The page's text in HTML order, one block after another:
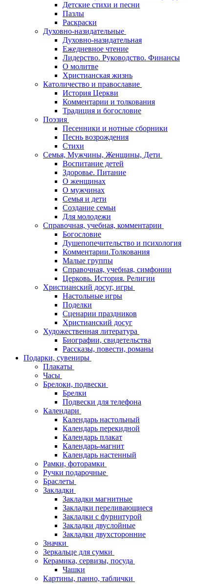
Детские стихи и песни
Пазлы
Раскраски
Духовно-назидательные
Духовно-назидательная
Ежедневное чтение
Лидерство. Руководство. Финансы
О молитве
Христианская жизнь
Католичество и православие
История Церкви
Комментарии и толкования
Традиция и богословие
Поэзия
Песенники и нотные сборники
Песнь возрождения
Стихи
Семья, Мужчины, Женщины, Дети
Воспитание детей
Здоровье. Питание
О женщинах
О мужчинах
Семья и дети
Создание семьи
Для молодежи
Справочная, учебная, комментарии
Богословие
Душепопечительство и психология
Комментарии.Толкования
Малые группы
Справочная, учебная, симфонии
Церковь. История. Религии
Христианский досуг, игры
Настольные игры
Поделки
Сценарии праздников
Христианский досуг
Художественная литература
Биографии, свидетельства
Рассказы, повести, романы
Подарки, сувениры
Плакаты
Часы
Брелоки, подвески
Брелки
Подвески для телефона
Календари
Календарь настольный
Календарь перекидной
Календарь плакат
Календарь-магнит
Календарь настенный
Рамки, фоторамки
Ручки подарочные
Браслеты
Закладки
Закладки магнитные
Закладки переливающиеся
Закладки с фурнитурой
Закладки двуслойные
Закладки двухсторонние
Значки
Зеркальце для сумки
Керамика, сервизы, посуда
Чашки
Картины, панно, таблички